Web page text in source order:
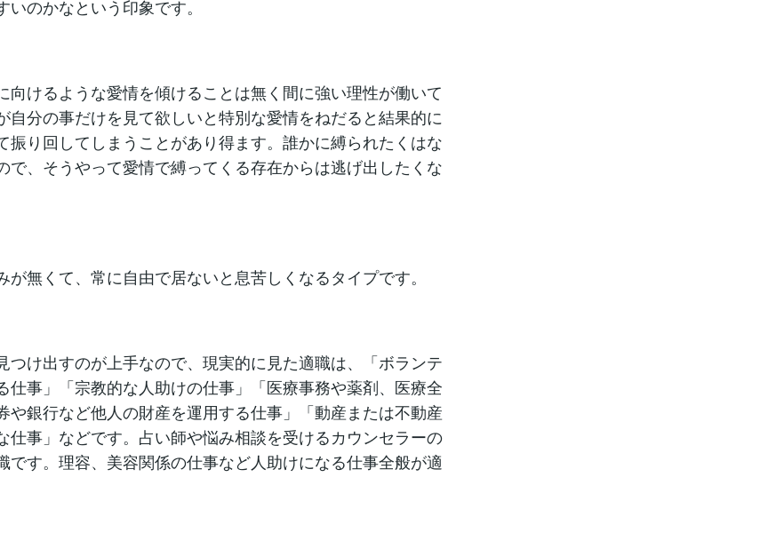
いのかなという印象です。
向けるような愛情を傾けることは無く間に強い理性が働いて
自分の事だけを見て欲しいと特別な愛情をねだると結果的に
振り回してしまうことがあり得ます。誰かに縛られたくはな
で、そうやって愛情で縛ってくる存在からは逃げ出したくな
が無くて、常に自由で居ないと息苦しくなるタイプです。
つけ出すのが上手なので、現実的に見た適職は、「ボランテ
仕事」「宗教的な人助けの仕事」「医療事務や薬剤、医療全
や銀行など他人の財産を運用する仕事」「動産または不動産
仕事」などです。占い師や悩み相談を受けるカウンセラーの
です。理容、美容関係の仕事など人助けになる仕事全般が適